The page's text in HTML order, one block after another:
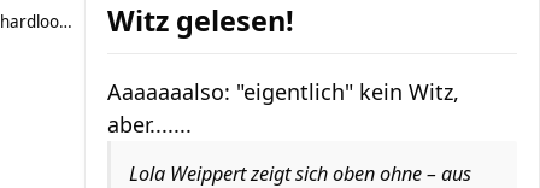
hardlooper
Witz gelesen!
Aaaaaaalso: "eigentlich" kein Witz,
aber.......
Lola Weippert zeigt sich oben ohne – aus